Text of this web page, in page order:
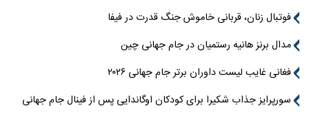
فوتبال زنان، قربانی خاموش جنگ قدرت در فیفا
مدال برنز هانیه رستمیان در جام جهانی چین
فغانی غایب لیست داوران برتر جام جهانی ۲۰۲۶
سورپرایز جذاب شکیرا برای کودکان اوگاندایی پس از فینال جام جهانی